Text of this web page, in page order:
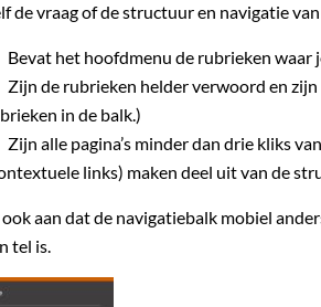
de vraag of de structuur en navigatie
Bevat het hoofdmenu de rubrieken waar
Zijn de rubrieken helder verwoord en
in de balk.)
Zijn alle pagina’s minder dan drie kliks
links) maken deel uit van de
aan dat de navigatiebalk mobiel
tel is.